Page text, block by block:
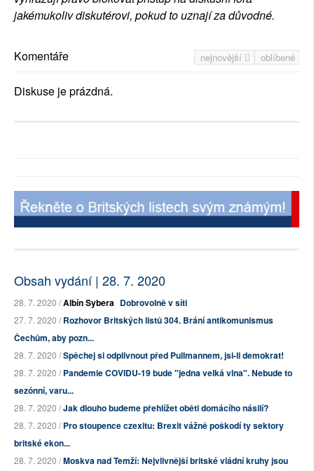
jakémukoliv diskutérovi, pokud to uznají za důvodné.
nejnovější oblíbené
Komentáře
Diskuse je prázdná.
Obsah vydání | 28. 7. 2020
28. 7. 2020 /Albín Sybera Dobrovolně v síti
27. 7. 2020 /Rozhovor Britských listů 304. Brání antikomunismus
Čechům, aby pozn...
28. 7. 2020 /Spěchej si odplivnout před Pullmannem, jsi-li demokrat!
28. 7. 2020 /Pandemie COVIDU-19 bude "jedna velká vlna". Nebude to
sezónní, varu...
28. 7. 2020 /Jak dlouho budeme přehlížet oběti domácího násilí?
28. 7. 2020 /Pro stoupence czexitu: Brexit vážně poškodí ty sektory
britské ekon...
28. 7. 2020 /Moskva nad Temží: Nejvlivnější britské vládní kruhy jsou